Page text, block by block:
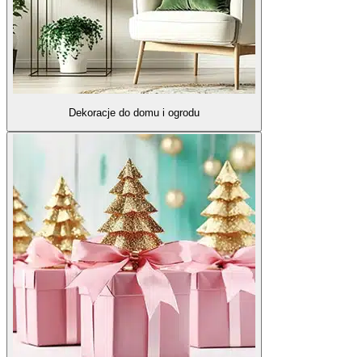
Dekoracje do domu i ogrodu